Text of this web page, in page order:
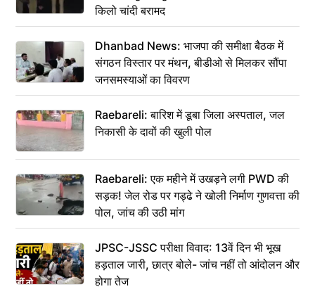
किलो चांदी बरामद
Dhanbad News: भाजपा की समीक्षा बैठक में
संगठन विस्तार पर मंथन, बीडीओ से मिलकर सौंपा
जनसमस्याओं का विवरण
Raebareli: बारिश में डूबा जिला अस्पताल, जल
निकासी के दावों की खुली पोल
Raebareli: एक महीने में उखड़ने लगी PWD की
सड़क! जेल रोड पर गड्ढे ने खोली निर्माण गुणवत्ता की
पोल, जांच की उठी मांग
JPSC-JSSC परीक्षा विवाद: 13वें दिन भी भूख
हड़ताल जारी, छात्र बोले- जांच नहीं तो आंदोलन और
होगा तेज